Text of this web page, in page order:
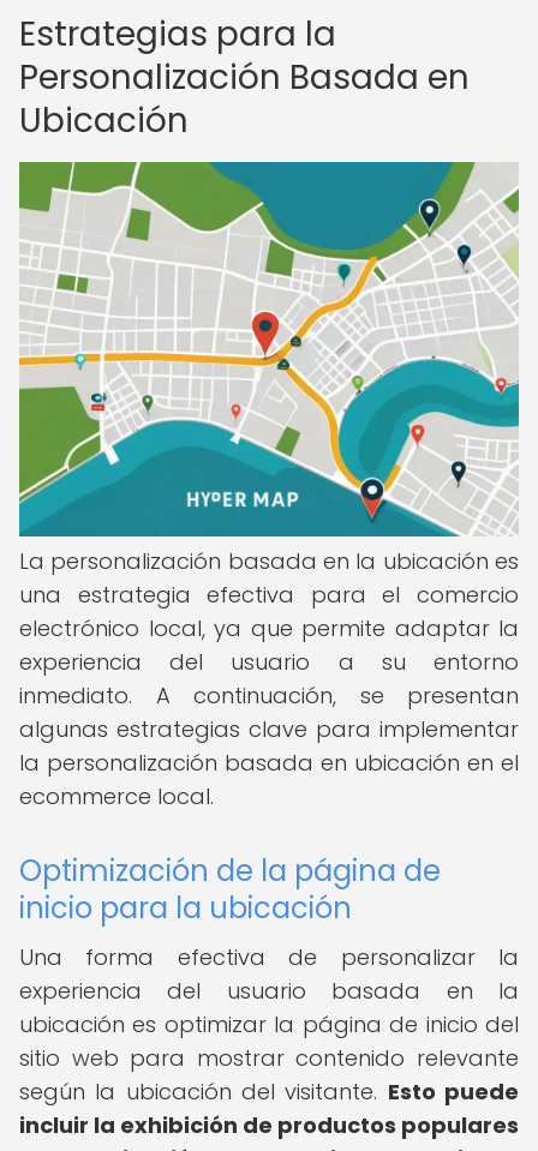
Estrategias para la
Personalización Basada en
Ubicación
La personalización basada en la ubicación es
una estrategia efectiva para el comercio
electrónico local, ya que permite adaptar la
experiencia del usuario a su entorno
inmediato. A continuación, se presentan
algunas estrategias clave para implementar
la personalización basada en ubicación en el
ecommerce local.
Optimización de la página de
inicio para la ubicación
Una forma efectiva de personalizar la
experiencia del usuario basada en la
ubicación es optimizar la página de inicio del
sitio web para mostrar contenido relevante
según la ubicación del visitante. Esto puede
incluir la exhibición de productos populares